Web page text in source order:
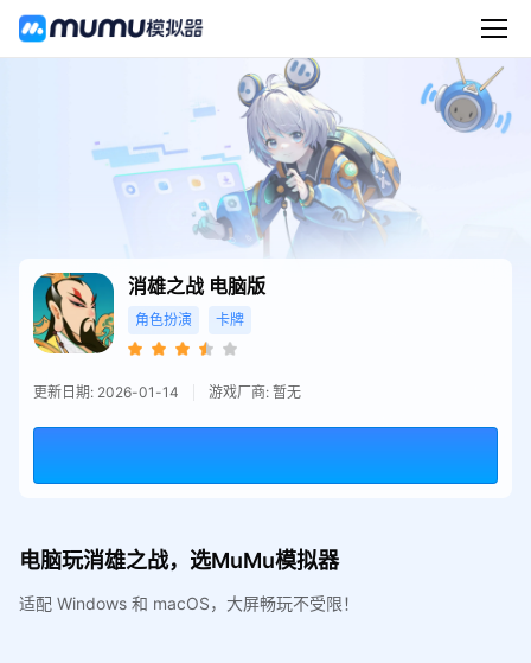
消雄之战 电脑版
角色扮演 卡牌
更新日期: 2026-01-14 游戏厂商: 暂无
电脑玩消雄之战，选MuMu模拟器
适配 Windows 和 macOS，大屏畅玩不受限！